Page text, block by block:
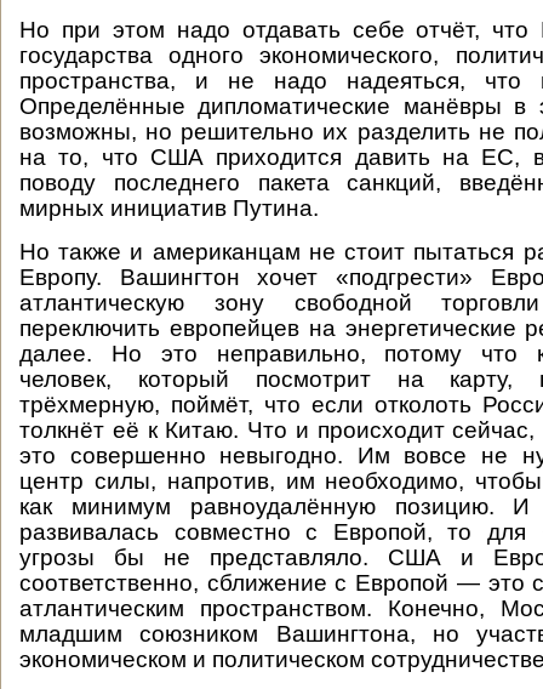
Но при этом надо отдавать себе отчёт,
государства одного экономического,
пространства, и не надо надеяться,
Определённые дипломатические манёвры в
возможны, но решительно их разделить не
на то, что США приходится давить на ЕС,
поводу последнего пакета санкций,
мирных инициатив Путина.
Но также и американцам не стоит пытаться
Европу. Вашингтон хочет «подгрести»
атлантическую зону свободной
переключить европейцев на
далее. Но это неправильно, потому что
человек, который посмотрит на
трёхмерную, поймёт, что если отколоть
толкнёт её к Китаю. Что и происходит
это совершенно невыгодно. Им вовсе не
центр силы, напротив, им необходимо,
как минимум равноудалённую позицию.
развивалась совместно с Европой, то
угрозы бы не представляло. США и
соответственно, сближение с Европой — это
атлантическим пространством. Конечно,
младшим союзником Вашингтона, но
экономическом и политическом